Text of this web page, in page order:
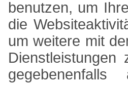
benutzen, um
die
um weitere mit